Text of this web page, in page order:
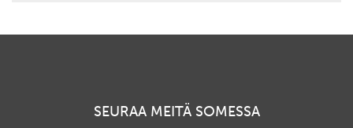
SEURAA MEITÄ SOMESSA